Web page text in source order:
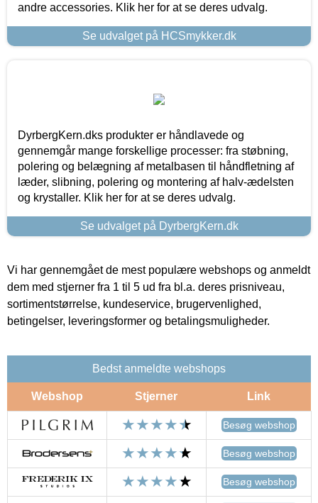
andre accessories. Klik her for at se deres udvalg.
Se udvalget på HCSmykker.dk
DyrbergKern.dks produkter er håndlavede og
gennemgår mange forskellige processer: fra støbning,
polering og belægning af metalbasen til håndfletning af
læder, slibning, polering og montering af halv-ædelsten
og krystaller. Klik her for at se deres udvalg.
Se udvalget på DyrbergKern.dk
Vi har gennemgået de mest populære webshops og anmeldt
dem med stjerner fra 1 til 5 ud fra bl.a. deres prisniveau,
sortimentstørrelse, kundeservice, brugervenlighed,
betingelser, leveringsformer og betalingsmuligheder.
Bedst anmeldte webshops
Webshop Stjerner Link
Besøg webshop
Besøg webshop
Besøg webshop